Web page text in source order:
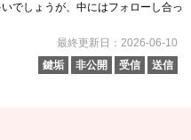
でしょうが、中にはフォローし合っ
最終更新日：2026-06-10
鍵垢
非公開 受信 送信